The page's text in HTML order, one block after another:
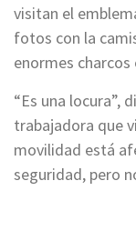
visitan el
fotos con la
enormes charcos
“Es una locura”,
trabajadora que
movilidad está
seguridad, pero